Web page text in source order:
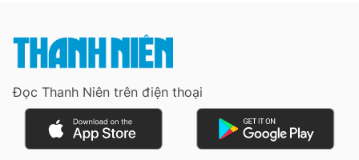
Giấy phép xuất bản số 110/GP - BTTTT cấp ngày 24.3.2020
© 2003-2026 Bản quyền thuộc về Báo Thanh Niên. Cấm sao chép
dưới mọi hình thức nếu không có sự chấp thuận bằng văn bản.
Phát triển bởi ePi Technologies, JSC.
Đọc Thanh Niên trên điện thoại